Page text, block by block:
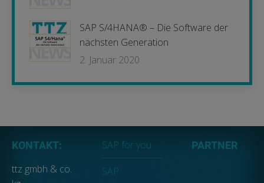
SAP S/4HANA® – Die Software der
nächsten Generation
2. Januar 2020
KONTAKT:
ttz gmbh & co.
SAP for you
SAP
PARTNER